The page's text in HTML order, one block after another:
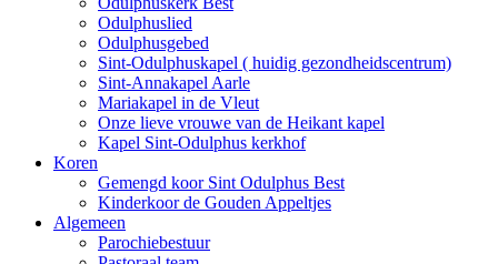
Odulphuslied
Odulphusgebed
Sint-Odulphuskapel ( huidig gezondheidscentrum)
Sint-Annakapel Aarle
Mariakapel in de Vleut
Onze lieve vrouwe van de Heikant kapel
Kapel Sint-Odulphus kerkhof
Koren
Gemengd koor Sint Odulphus Best
Kinderkoor de Gouden Appeltjes
Algemeen
Parochiebestuur